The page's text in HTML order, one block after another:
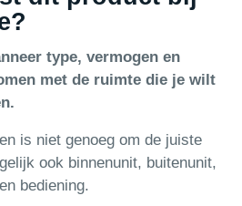
type, vermogen en
met de ruimte die je wilt
is niet genoeg om de juiste
ook binnenunit, buitenunit,
bediening.